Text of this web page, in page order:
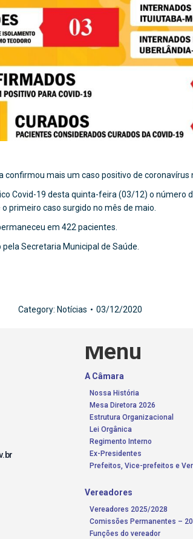
confirmou mais um caso positivo de coronavírus
Covid-19 desta quinta-feira (03/12) o número
primeiro caso surgido no mês de maio.
em 422 pacientes.
Secretaria Municipal de Saúde.
Category: Notícias 03/12/2020
Menu
A Câmara
Nossa História
Mesa Diretora 2026
Estrutura Organizacional
Lei Orgânica
Regimento Interno
Ex-Presidentes
Prefeitos, Vice-prefeitos e
Vereadores
Vereadores 2025/2028
Comissões Permanentes –
Funções do vereador